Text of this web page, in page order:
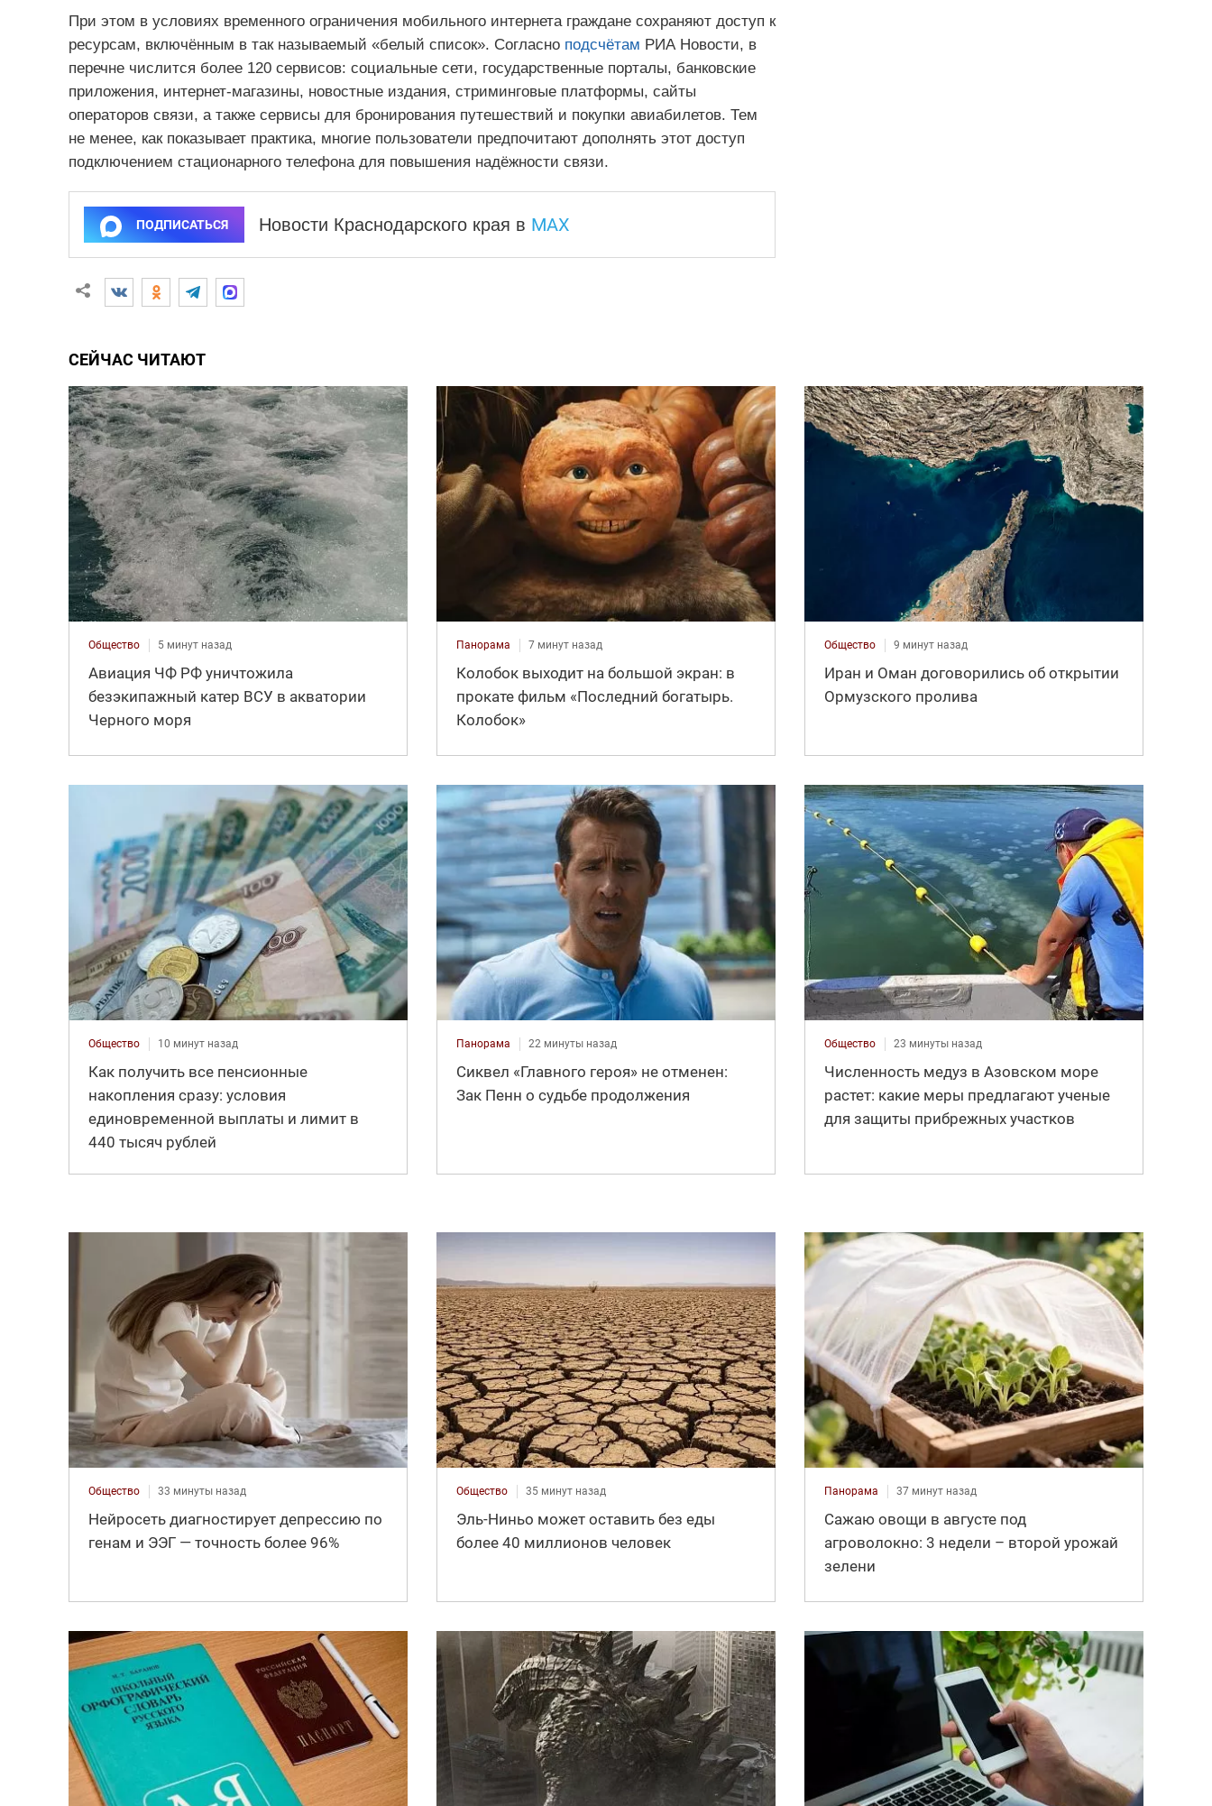
При этом в условиях временного ограничения мобильного интернета граждане сохраняют доступ к
ресурсам, включённым в так называемый «белый список». Согласно подсчётам РИА Новости, в
перечне числится более 120 сервисов: социальные сети, государственные порталы, банковские
приложения, интернет-магазины, новостные издания, стриминговые платформы, сайты
операторов связи, а также сервисы для бронирования путешествий и покупки авиабилетов. Тем
не менее, как показывает практика, многие пользователи предпочитают дополнять этот доступ
подключением стационарного телефона для повышения надёжности связи.
ПОДПИСАТЬСЯ Новости Краснодарского края в MAX
СЕЙЧАС ЧИТАЮТ
Общество 5 минут назад
Авиация ЧФ РФ уничтожила
безэкипажный катер ВСУ в акватории
Черного моря
Панорама 7 минут назад
Колобок выходит на большой экран: в
прокате фильм «Последний богатырь.
Колобок»
Общество 9 минут назад
Иран и Оман договорились об открытии
Ормузского пролива
Общество 10 минут назад
Как получить все пенсионные
накопления сразу: условия
единовременной выплаты и лимит в
440 тысяч рублей
Панорама 22 минуты назад
Сиквел «Главного героя» не отменен:
Зак Пенн о судьбе продолжения
Общество 23 минуты назад
Численность медуз в Азовском море
растет: какие меры предлагают ученые
для защиты прибрежных участков
Общество 33 минуты назад
Нейросеть диагностирует депрессию по
генам и ЭЭГ — точность более 96%
Общество 35 минут назад
Эль-Ниньо может оставить без еды
более 40 миллионов человек
Панорама 37 минут назад
Сажаю овощи в августе под
агроволокно: 3 недели – второй урожай
зелени